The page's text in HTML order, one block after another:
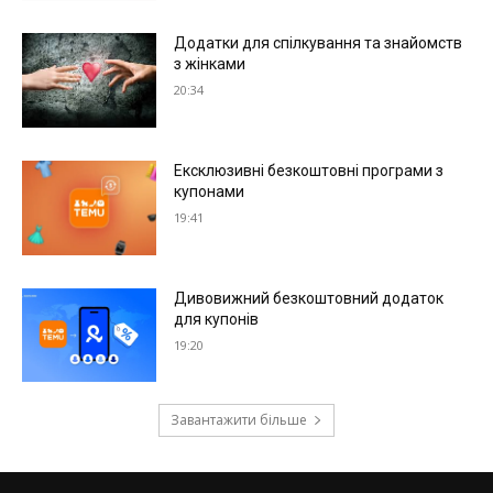
Додатки для спілкування та знайомств
з жінками
20:34
Ексклюзивні безкоштовні програми з
купонами
19:41
Дивовижний безкоштовний додаток
для купонів
19:20
Завантажити більше